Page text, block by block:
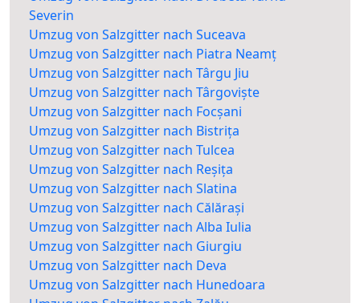
Severin
Umzug von Salzgitter nach Suceava
Umzug von Salzgitter nach Piatra Neamț
Umzug von Salzgitter nach Târgu Jiu
Umzug von Salzgitter nach Târgoviște
Umzug von Salzgitter nach Focșani
Umzug von Salzgitter nach Bistrița
Umzug von Salzgitter nach Tulcea
Umzug von Salzgitter nach Reșița
Umzug von Salzgitter nach Slatina
Umzug von Salzgitter nach Călărași
Umzug von Salzgitter nach Alba Iulia
Umzug von Salzgitter nach Giurgiu
Umzug von Salzgitter nach Deva
Umzug von Salzgitter nach Hunedoara